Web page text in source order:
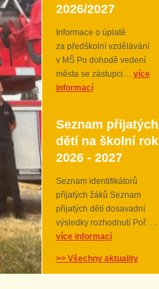
2026/2027
Informace o úplatě
za předškolní vzdělávání
v MŠ Po dohodě vedení
města se zástupci… více
informací
Seznam přijatých
dětí na školní rok
2026 - 2027
Seznam identifikátorů
přijatých žáků Seznam
přijatých dětí dosavadní
výsledky rozhodnutí Poř. …
více informací
>> Všechny aktuality